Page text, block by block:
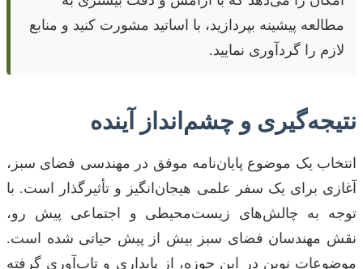
مطالعه پیشینه بپردازید، با اساتید مشورت کنید و منابع
لازم را گردآوری نمایید.
نتیجه‌گیری و چشم‌انداز آینده
انتخاب یک موضوع پایان‌نامه موفق در مهندسی فضای سبز،
آغازی برای یک سفر علمی هیجان‌انگیز و تأثیرگذار است. با
توجه به چالش‌های زیست‌محیطی و اجتماعی پیش رو،
نقش مهندسان فضای سبز بیش از پیش حیاتی شده است.
موضوعات نوین در این حوزه، از پایداری و تاب‌آوری گرفته